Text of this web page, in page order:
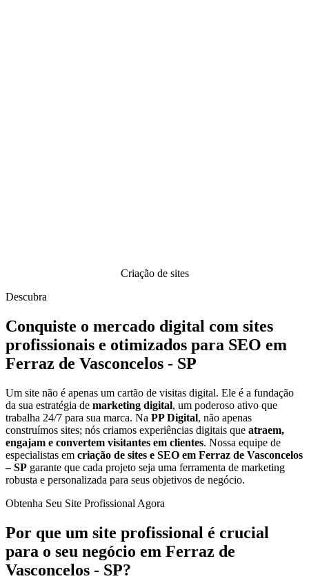
Criação de sites
Descubra
Conquiste o mercado digital com sites
profissionais e otimizados para SEO em
Ferraz de Vasconcelos - SP
Um site não é apenas um cartão de visitas digital. Ele é a fundação
da sua estratégia de marketing digital, um poderoso ativo que
trabalha 24/7 para sua marca. Na PP Digital, não apenas
construímos sites; nós criamos experiências digitais que atraem,
engajam e convertem visitantes em clientes. Nossa equipe de
especialistas em criação de sites e SEO em Ferraz de Vasconcelos
– SP garante que cada projeto seja uma ferramenta de marketing
robusta e personalizada para seus objetivos de negócio.
Obtenha Seu Site Profissional Agora
Por que um site profissional é crucial
para o seu negócio em Ferraz de
Vasconcelos - SP?